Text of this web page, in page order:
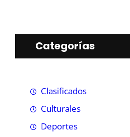
Categorías
Clasificados
Culturales
Deportes